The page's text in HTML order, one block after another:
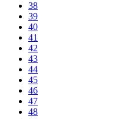
38
39
40
41
42
43
44
45
46
47
48